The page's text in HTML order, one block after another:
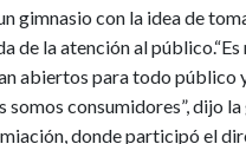
gimnasio con la idea de
de la atención al
abiertos para todo
somos consumidores”, dijo
donde participó el